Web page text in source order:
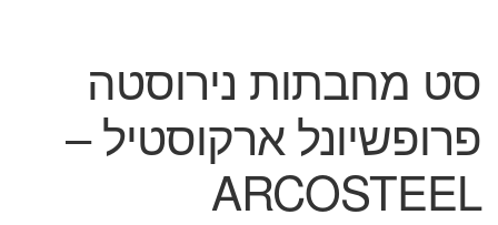
תשלום
סט מחבתות נירוסטה
פרופשיונל ארקוסטיל –
ARCOSTEEL